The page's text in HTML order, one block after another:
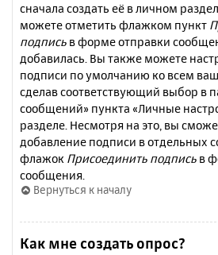
сначала создать её в личном
можете отметить флажком пункт
подпись в форме отправки
добавилась. Вы также можете
подписи по умолчанию ко всем
сделав соответствующий выбор в
сообщений» пункта «Личные
разделе. Несмотря на это, вы
добавление подписи в отдельных
флажок Присоединить подпись в
сообщения.
Вернуться к началу
Как мне создать опрос?